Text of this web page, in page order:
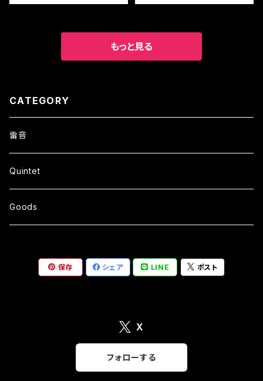
もっと見る
CATEGORY
雷音
Quintet
Goods
保存 シェア LINE ポスト
X
フォローする